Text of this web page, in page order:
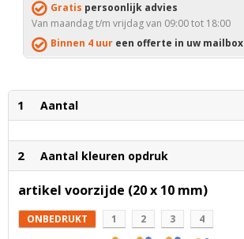
Gratis persoonlijk advies
Van maandag t/m vrijdag van 09:00 tot 18:00
Binnen 4 uur een offerte in uw mailbox
1 Aantal
2 Aantal kleuren opdruk
artikel voorzijde (20 x 10 mm)
ONBEDRUKT 1 2 3 4